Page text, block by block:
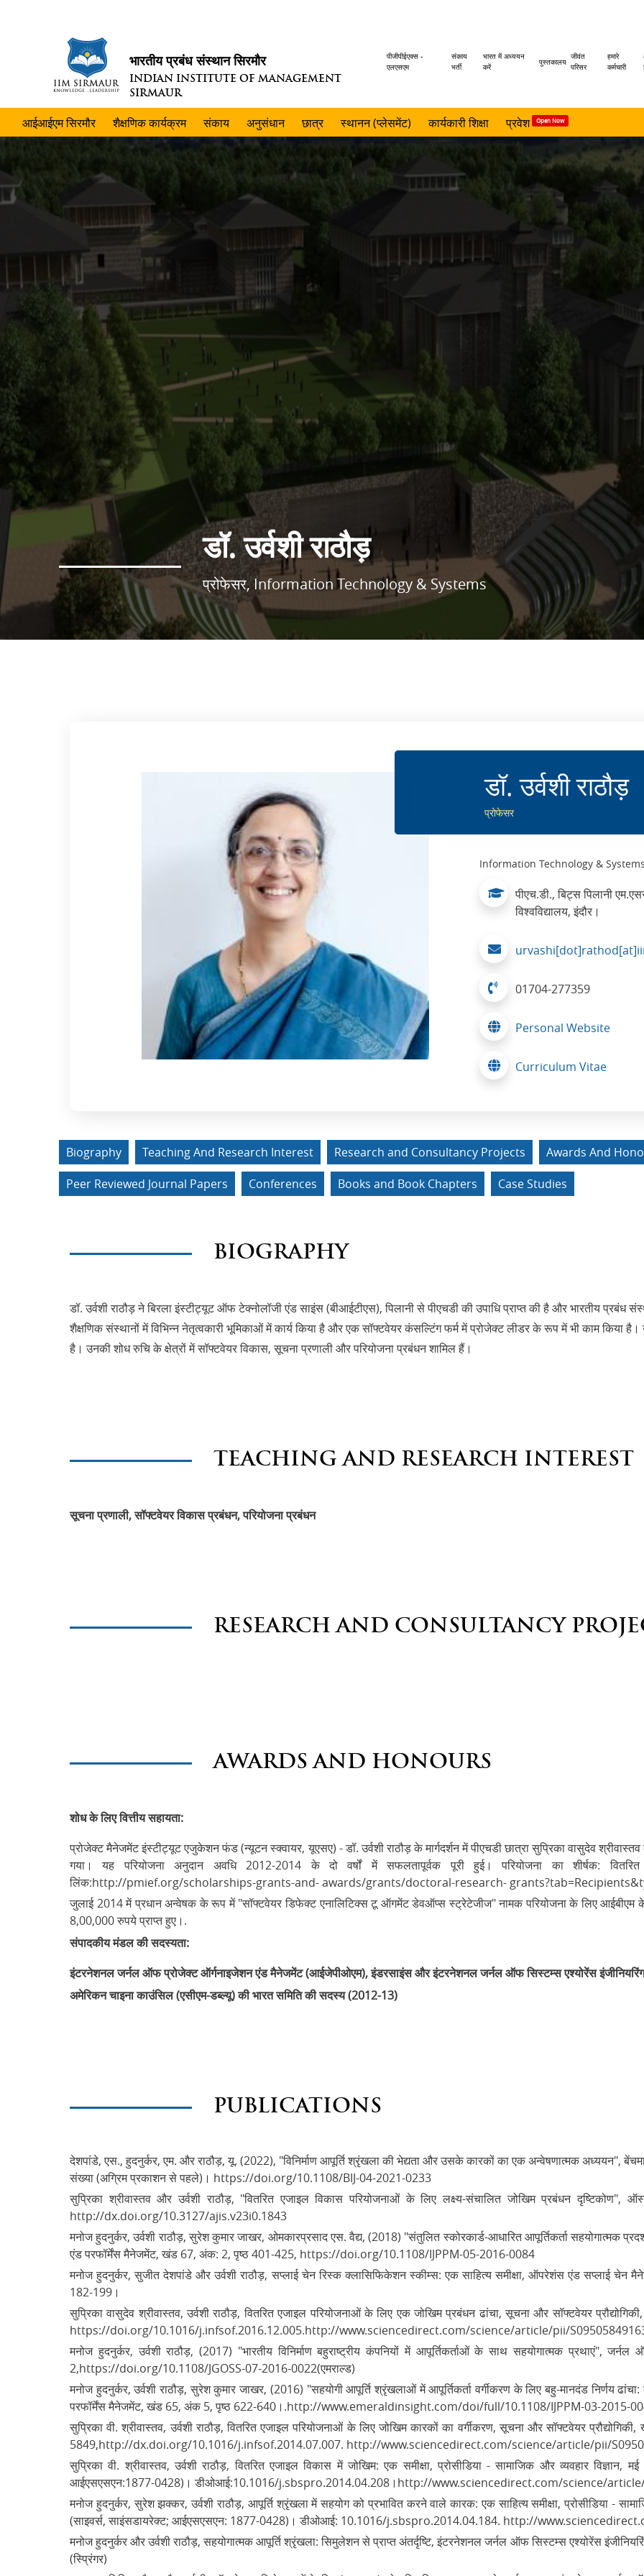
भारतीय प्रबंध संस्थान सिरमौर
INDIAN INSTITUTE OF MANAGEMENT
SIRMAUR
Header
पीजीपीईएक्स -
एलएसएम
संकाय
भर्ती
भारत में अध्ययन
करें
पुस्तकालय
जीवंत
परिसर
हमारे
कर्मचारी
आईआईएम सिरमौर शैक्षणिक कार्यक्रम संकाय अनुसंधान छात्र स्थानन (प्लेसमेंट) कार्यकारी शिक्षा प्रवेश
डॉ. उर्वशी राठौड़
प्रोफेसर, Information Technology & Systems
डॉ. उर्वशी राठौड़
प्रोफेसर
Information Technology & Systems
पीएच.डी., बिट्स पिलानी
विश्वविद्यालय, इंदौर।
01704-277359
Personal Website
Curriculum Vitae
Biography Teaching And Research Interest Research and Consultancy Projects Awards And
Peer Reviewed Journal Papers
Conferences Books and Book Chapters Case Studies
BIOGRAPHY
डॉ. उर्वशी राठौड़ ने बिरला इंस्टीट्यूट ऑफ टेक्नोलॉजी एंड साइंस (बीआईटीएस), पिलानी से पीएचडी की उपाधि प्राप्त की है और भारतीय प्रबंध
शैक्षणिक संस्थानों में विभिन्न नेतृत्वकारी भूमिकाओं में कार्य किया है और एक सॉफ्टवेयर कंसल्टिंग फर्म में प्रोजेक्ट लीडर के रूप में भी काम किया
है। उनकी शोध रुचि के क्षेत्रों में सॉफ्टवेयर विकास, सूचना प्रणाली और परियोजना प्रबंधन शामिल हैं।
TEACHING AND RESEARCH INTEREST
सूचना प्रणाली, सॉफ्टवेयर विकास प्रबंधन, परियोजना प्रबंधन
RESEARCH AND CONSULTANCY
AWARDS AND HONOURS
शोध के लिए वित्तीय सहायता:
प्रोजेक्ट मैनेजमेंट इंस्टीट्यूट एजुकेशन फंड (न्यूटन स्क्वायर, यूएसए) - डॉ. उर्वशी राठौड़ के मार्गदर्शन में पीएचडी छात्रा सुप्रिका वासुदेव
गया। यह परियोजना अनुदान अवधि 2012-2014 के दो वर्षों में सफलतापूर्वक पूरी हुई। परियोजना का शीर्षक:
लिंक:http://pmief.org/scholarships-grants-and- awards/grants/doctoral-research-
जुलाई 2014 में प्रधान अन्वेषक के रूप में "सॉफ्टवेयर डिफेक्ट एनालिटिक्स टू ऑगमेंट डेवऑप्स स्ट्रेटेजीज" नामक परियोजना के लिए आईबीएम
8,00,000 रुपये प्राप्त हुए।.
संपादकीय मंडल की सदस्यता:
इंटरनेशनल जर्नल ऑफ प्रोजेक्ट ऑर्गनाइजेशन एंड मैनेजमेंट (आईजेपीओएम), इंडरसाइंस और इंटरनेशनल जर्नल ऑफ सिस्टम्स एश्योरेंस
अमेरिकन चाइना काउंसिल (एसीएम-डब्ल्यू) की भारत समिति की सदस्य (2012-13)
PUBLICATIONS
देशपांडे, एस., हुदनुर्कर, एम. और राठौड़, यू. (2022), "विनिर्माण आपूर्ति श्रृंखला की भेद्यता और उसके कारकों का एक अन्वेषणात्मक अध्ययन",
संख्या (अग्रिम प्रकाशन से पहले)। https://doi.org/10.1108/BIJ-04-2021-0233
सुप्रिका श्रीवास्तव और उर्वशी राठौड़, "वितरित एजाइल विकास परियोजनाओं के लिए लक्ष्य-संचालित जोखिम प्रबंधन
http://dx.doi.org/10.3127/ajis.v23i0.1843
मनोज हुदनुर्कर, उर्वशी राठौड़, सुरेश कुमार जाखर, ओमकारप्रसाद एस. वैद्य, (2018) "संतुलित स्कोरकार्ड-आधारित आपूर्तिकर्ता सहयोगात्मक
एंड परफॉर्मेंस मैनेजमेंट, खंड 67, अंक: 2, पृष्ठ 401-425, https://doi.org/10.1108/IJPPM-05-2016-0084
मनोज हुदनुर्कर, सुजीत देशपांडे और उर्वशी राठौड़, सप्लाई चेन रिस्क क्लासिफिकेशन स्कीम्स: एक साहित्य समीक्षा, ऑपरेशंस एंड सप्लाई चेन
182-199।
सुप्रिका वासुदेव श्रीवास्तव, उर्वशी राठौड़, वितरित एजाइल परियोजनाओं के लिए एक जोखिम प्रबंधन ढांचा, सूचना और सॉफ्टवेयर
https://doi.org/10.1016/j.infsof.2016.12.005.http://www.sciencedirect.com/science/article/pii/
मनोज हुदनुर्कर, उर्वशी राठौड़, (2017) "भारतीय विनिर्माण बहुराष्ट्रीय कंपनियों में आपूर्तिकर्ताओं के साथ सहयोगात्मक प्रथाएं",
2,https://doi.org/10.1108/JGOSS-07-2016-0022(एमराल्ड)
मनोज हुदनुर्कर, उर्वशी राठौड़, सुरेश कुमार जाखर, (2016) "सहयोगी आपूर्ति श्रृंखलाओं में आपूर्तिकर्ता वर्गीकरण के लिए बहु-मानदंड निर्णय
परफॉर्मेंस मैनेजमेंट, खंड 65, अंक 5, पृष्ठ 622-640।.http://www.emeraldinsight.com/doi/full/10.1108/IJPPM-03-2015-
सुप्रिका वी. श्रीवास्तव, उर्वशी राठौड़, वितरित एजाइल परियोजनाओं के लिए जोखिम कारकों का वर्गीकरण, सूचना और सॉफ्टवेयर
5849,http://dx.doi.org/10.1016/j.infsof.2014.07.007. http://www.sciencedirect.com/science/article/pii/
सुप्रिका वी. श्रीवास्तव, उर्वशी राठौड़, वितरित एजाइल विकास में जोखिम: एक समीक्षा, प्रोसीडिया - सामाजिक और व्यवहार
आईएसएसएन:1877-0428)। डीओआई:10.1016/j.sbspro.2014.04.208।http://www.sciencedirect.com/science/
मनोज हुदनुर्कर, सुरेश झक्कर, उर्वशी राठौड़, आपूर्ति श्रृंखला में सहयोग को प्रभावित करने वाले कारक: एक साहित्य समीक्षा, प्रोसीडिया -
(साइवर्स, साइंसडायरेक्ट; आईएसएसएन: 1877-0428)। डीओआई: 10.1016/j.sbspro.2014.04.184. http://
मनोज हुदनुर्कर और उर्वशी राठौड़, सहयोगात्मक आपूर्ति श्रृंखला: सिमुलेशन से प्राप्त अंतर्दृष्टि, इंटरनेशनल जर्नल ऑफ सिस्टम्स एश्योरेंस
(स्प्रिंगर)